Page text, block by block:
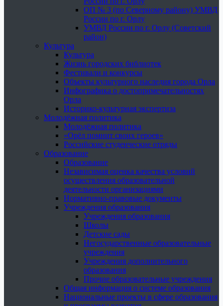
ОП № 3 (по Северному району) УМВД
России по г. Орлу
УМВД России по г. Орлу (Советский
район)
Культура
Культура
Жизнь городских библиотек
Фестивали и конкурсы
Объекты культурного наследия города Орла
Инфографика о достопримечательностях
Орла
Историко-культурная экспертиза
Молодёжная политика
Молодёжная политика
«Орёл помнит своих героев»
Российские студенческие отряды
Образование
Образование
Независимая оценка качества условий
осуществления образовательной
деятельности организациями
Нормативно-правовые документы
Учреждения образования
Учреждения образования
Школы
Детские сады
Негосударственные образовательные
учреждения
Учреждения дополнительного
образования
Прочие образовательные учреждения
Общая информация о системе образования
Национальные проекты в сфере образования